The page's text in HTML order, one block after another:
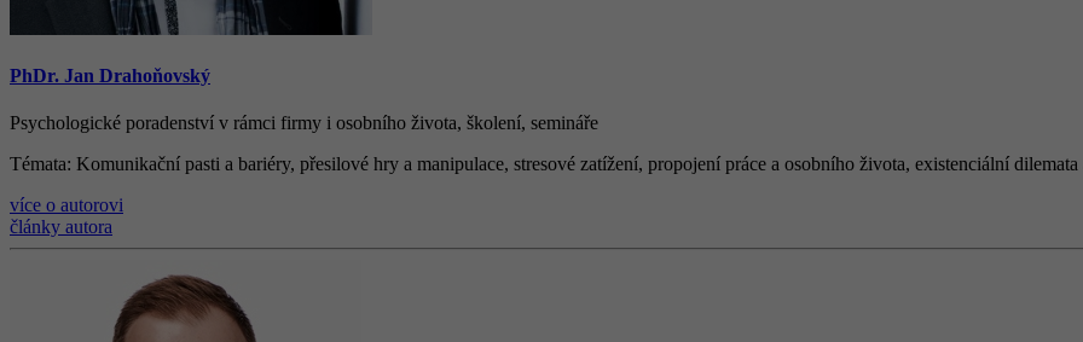
PhDr. Jan Drahoňovský
Psychologické poradenství v rámci firmy i osobního života, školení, semináře
Témata: Komunikační pasti a bariéry, přesilové hry a manipulace, stresové zatížení, propojení práce a osobního života, existenciální dilemata
více o autorovi
články autora